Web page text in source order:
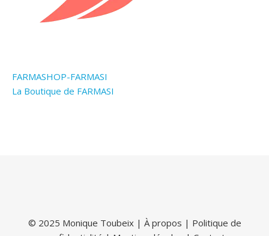
FARMASHOP-FARMASI
La Boutique de FARMASI
© 2025 Monique Toubeix | À propos | Politique de